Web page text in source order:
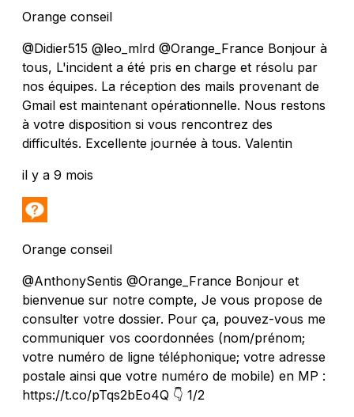
Orange conseil
@Didier515 @leo_mlrd @Orange_France Bonjour à
tous, L'incident a été pris en charge et résolu par
nos équipes. La réception des mails provenant de
Gmail est maintenant opérationnelle. Nous restons
à votre disposition si vous rencontrez des
difficultés. Excellente journée à tous. Valentin
il y a 9 mois
Orange conseil
@AnthonySentis @Orange_France Bonjour et
bienvenue sur notre compte, Je vous propose de
consulter votre dossier. Pour ça, pouvez-vous me
communiquer vos coordonnées (nom/prénom;
votre numéro de ligne téléphonique; votre adresse
postale ainsi que votre numéro de mobile) en MP :
https://t.co/pTqs2bEo4Q 👇 1/2